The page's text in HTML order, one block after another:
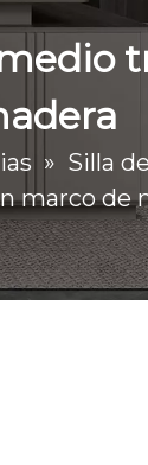
» Silla
marco de